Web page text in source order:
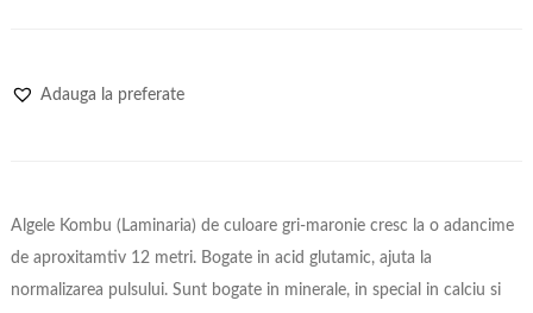
Adauga la preferate
Algele Kombu (Laminaria) de culoare gri-maronie cresc la o adancime
de aproxitamtiv 12 metri. Bogate in acid glutamic, ajuta la
normalizarea pulsului. Sunt bogate in minerale, in special in calciu si